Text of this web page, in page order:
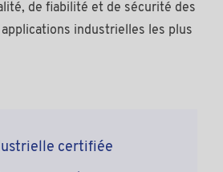
de fiabilité et de sécurité des
industrielles les plus
certifiée